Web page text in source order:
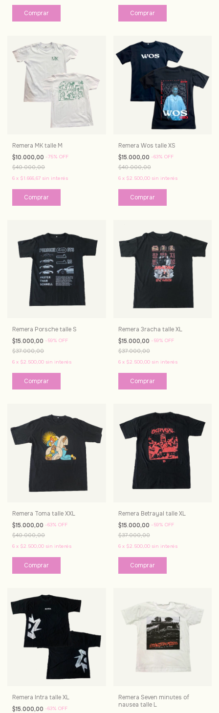
Remera MK talle M
$10.000,00 -75% OFF
$40.000,00
6 x $1.666,67 sin interés
Remera Wos talle XS
$15.000,00 -63% OFF
$40.000,00
6 x $2.500,00 sin interés
Remera Porsche talle S
$15.000,00 -59% OFF
$37.000,00
6 x $2.500,00 sin interés
Remera 3racha talle XL
$15.000,00 -59% OFF
$37.000,00
6 x $2.500,00 sin interés
Remera Toma talle XXL
$15.000,00 -63% OFF
$40.000,00
6 x $2.500,00 sin interés
Remera Betrayal talle XL
$15.000,00 -59% OFF
$37.000,00
6 x $2.500,00 sin interés
Remera Intra talle XL
$15.000,00 -63% OFF
Remera Seven minutes of
nausea talle L